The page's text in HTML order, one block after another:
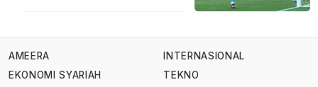
AMEERA
EKONOMI SYARIAH
INTERNASIONAL
TEKNO